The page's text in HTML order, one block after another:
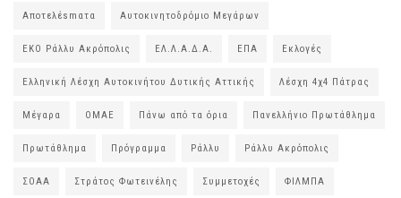
Αποτελέsmατα Αυτοκινητοδρόμιο Μεγάρων
ΕΚΟ Ράλλυ Ακρόπολις ΕΛ.Λ.Α.Δ.Α. ΕΠΑ Εκλογές
Ελληνική Λέσχη Αυτοκινήτου Δυτικής Αττικής Λέσχη 4χ4 Πάτρας
Μέγαρα ΟΜΑΕ Πάνω από τα όρια Πανελλήνιο Πρωτάθλημα
Πρωτάθλημα Πρόγραμμα Ράλλυ Ράλλυ Ακρόπολις
ΣΟΑΑ Στράτος Φωτεινέλης Συμμετοχές ΦΙΛΜΠΑ